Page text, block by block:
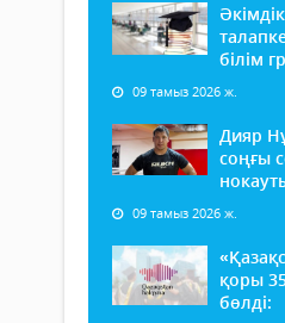
білім
09 тамыз 2026 ж.
Дияр
соңғы
09 тамыз 2026 ж.
қоры
бөлді: